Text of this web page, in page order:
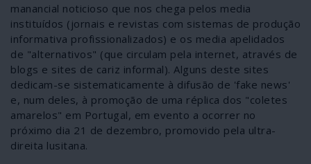
manancial noticioso que nos chega pelos media
instituídos (jornais e revistas com sistemas de produção
informativa profissionalizados) e os media apelidados
de "alternativos" (que circulam pela internet, através de
blogs e sites de cariz informal). Alguns deste sites
dedicam-se sistematicamente à difusão de 'fake news'
e, num deles, à promoção de uma réplica dos "coletes
amarelos" em Portugal, em evento a ocorrer no
próximo dia 21 de dezembro, promovido pela ultra-
direita lusitana.